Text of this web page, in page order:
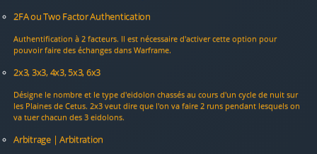
2FA ou Two Factor Authentication
Authentification à 2 facteurs. Il est nécessaire d'activer cette option pour
pouvoir faire des échanges dans Warframe.
2x3, 3x3, 4x3, 5x3, 6x3
Désigne le nombre et le type d'eidolon chassés au cours d'un cycle de nuit sur
les Plaines de Cetus. 2x3 veut dire que l'on va faire 2 runs pendant lesquels on
va tuer chacun des 3 eidolons.
Arbitrage | Arbitration